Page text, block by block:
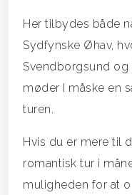
Her tilbydes både
Sydfynske Øhav,
Svendborgsund og
møder I måske en
turen.
Hvis du er mere til
romantisk tur i
muligheden for at